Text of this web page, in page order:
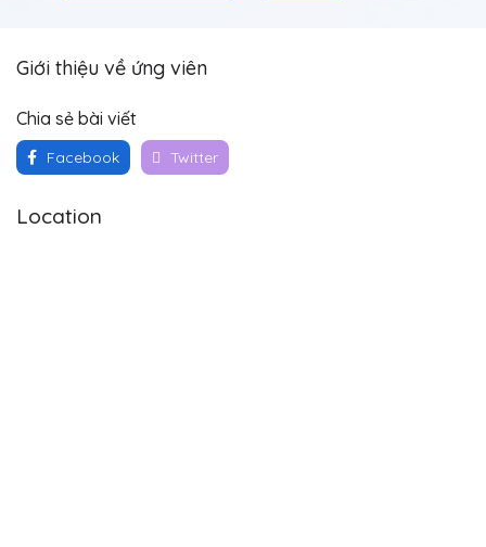
Giới thiệu về ứng viên
Chia sẻ bài viết
Facebook Twitter
Location